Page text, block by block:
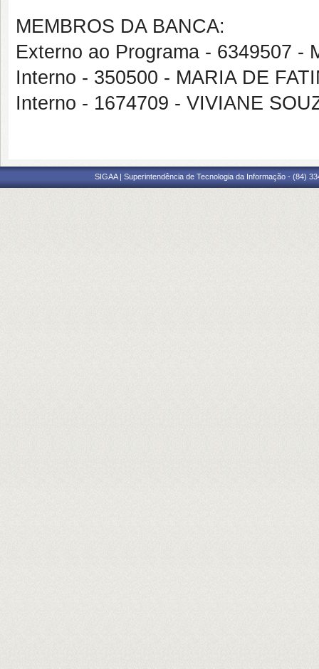
MEMBROS DA BANCA:
Externo ao Programa - 6349507 -
Interno - 350500 - MARIA DE
Interno - 1674709 - VIVIANE
SIGAA | Superintendência de Tecnologia da Informação - (84)